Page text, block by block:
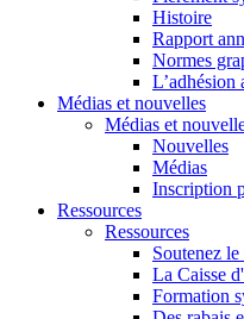
Histoire
Rapport
Normes
Médias et nouvelles
Médias et
Nouvelles
Médias
Inscription
Ressources
Ressources
Soutenez
La Caisse
Formation